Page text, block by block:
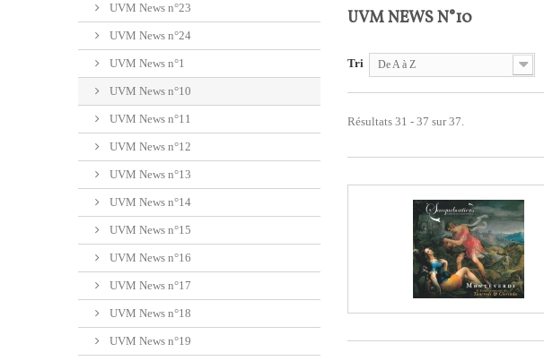
UVM News n°23
UVM News n°24
UVM News n°1
UVM News n°10
UVM News n°11
UVM News n°12
UVM News n°13
UVM News n°14
UVM News n°15
UVM News n°16
UVM News n°17
UVM News n°18
UVM News n°19
UVM NEWS N°10
Tri De A à Z
Résultats 31 - 37 sur 37.